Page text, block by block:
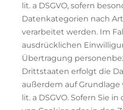
lit. a DSGVO, sofern
Datenkategorien nach Art.
verarbeitet werden. Im
ausdrücklichen
Übertragung
Drittstaaten erfolgt die
außerdem auf Grundlage
lit. a DSGVO. Sofern Sie